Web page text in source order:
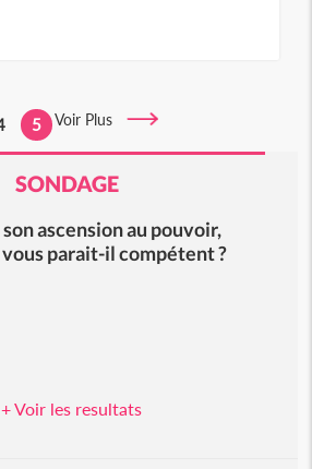
5 Voir Plus
SONDAGE
ascension au pouvoir,
parait-il compétent ?
+ Voir les resultats